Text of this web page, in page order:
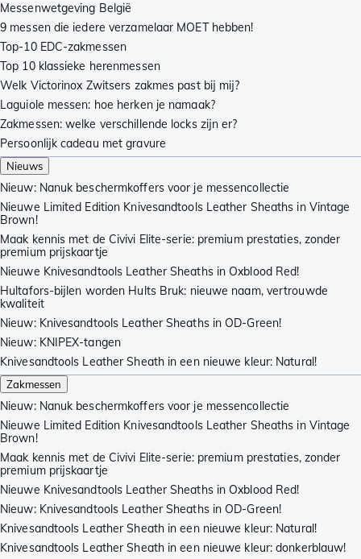
Messenwetgeving België
9 messen die iedere verzamelaar MOET hebben!
Top-10 EDC-zakmessen
Top 10 klassieke herenmessen
Welk Victorinox Zwitsers zakmes past bij mij?
Laguiole messen: hoe herken je namaak?
Zakmessen: welke verschillende locks zijn er?
Persoonlijk cadeau met gravure
Nieuws
Nieuw: Nanuk beschermkoffers voor je messencollectie
Nieuwe Limited Edition Knivesandtools Leather Sheaths in Vintage
Brown!
Maak kennis met de Civivi Elite-serie: premium prestaties, zonder
premium prijskaartje
Nieuwe Knivesandtools Leather Sheaths in Oxblood Red!
Hultafors-bijlen worden Hults Bruk: nieuwe naam, vertrouwde
kwaliteit
Nieuw: Knivesandtools Leather Sheaths in OD-Green!
Nieuw: KNIPEX-tangen
Knivesandtools Leather Sheath in een nieuwe kleur: Natural!
Zakmessen
Nieuw: Nanuk beschermkoffers voor je messencollectie
Nieuwe Limited Edition Knivesandtools Leather Sheaths in Vintage
Brown!
Maak kennis met de Civivi Elite-serie: premium prestaties, zonder
premium prijskaartje
Nieuwe Knivesandtools Leather Sheaths in Oxblood Red!
Nieuw: Knivesandtools Leather Sheaths in OD-Green!
Knivesandtools Leather Sheath in een nieuwe kleur: Natural!
Knivesandtools Leather Sheath in een nieuwe kleur: donkerblauw!